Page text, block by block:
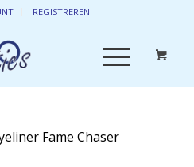
REGISTREREN
Fame Chaser